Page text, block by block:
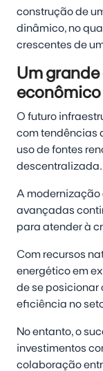
construção de
dinâmico, no
crescentes de
Um
econômico
O futuro
com tendências
uso de fontes
descentralizada.
A modernização
avançadas
para atender à
Com recursos
energético em
de se posicionar
eficiência no
No entanto, o
investimentos
colaboração